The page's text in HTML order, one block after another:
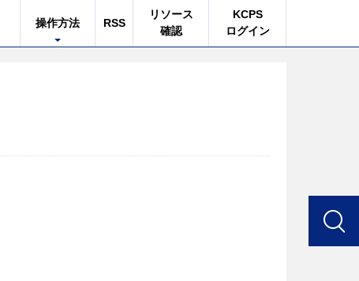
操作方法 RSS
リソース
確認
KCPS
ログイン